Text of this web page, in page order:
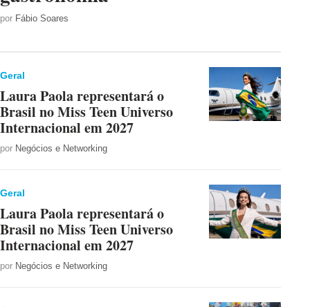
por Fábio Soares
Geral
Laura Paola representará o
Brasil no Miss Teen Universo
Internacional em 2027
por Negócios e Networking
Geral
Laura Paola representará o
Brasil no Miss Teen Universo
Internacional em 2027
por Negócios e Networking